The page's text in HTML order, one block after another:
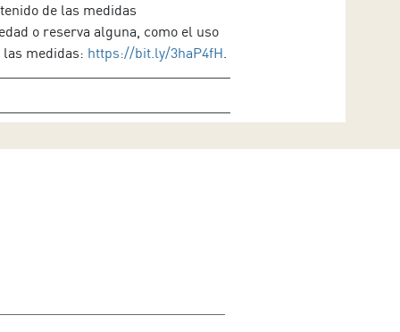
de las medidas
o reserva alguna, como el uso
medidas: https://bit.ly/3haP4fH.